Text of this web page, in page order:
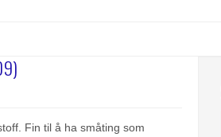
Fin til å ha småting som